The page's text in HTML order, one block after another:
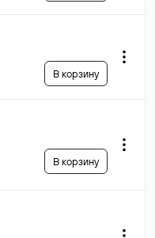
В корзину
В корзину